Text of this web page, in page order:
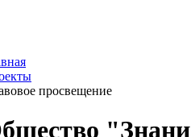
просвещение